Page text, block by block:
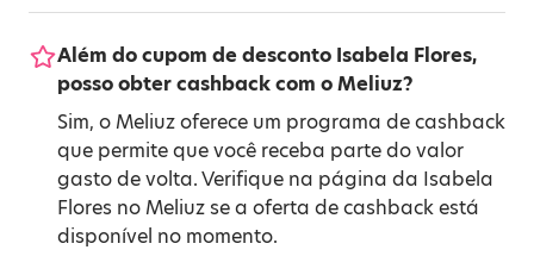
Além do cupom de desconto Isabela Flores,
posso obter cashback com o Meliuz?
Sim, o Meliuz oferece um programa de cashback
que permite que você receba parte do valor
gasto de volta. Verifique na página da Isabela
Flores no Meliuz se a oferta de cashback está
disponível no momento.